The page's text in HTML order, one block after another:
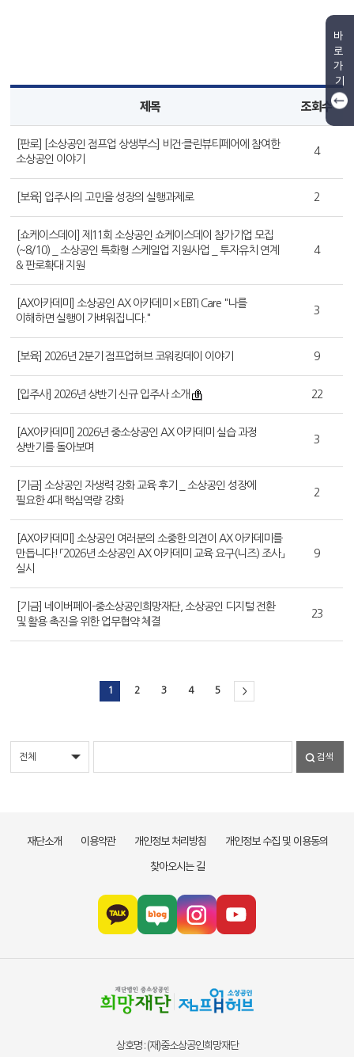
제목 조회수
[판로] [소상공인 점프업 상생부스] 비건·클린뷰티페어에 참여한
소상공인 이야기
4
[보육] 입주사의 고민을 성장의 실행과제로 2
[쇼케이스데이] 제11회 소상공인 쇼케이스데이 참가기업 모집
(~8/10) _ 소상공인 특화형 스케일업 지원사업 _ 투자유치 연계
& 판로확대 지원
4
[AX아카데미] 소상공인 AX 아카데미 × EBTI Care "나를
이해하면 실행이 가벼워집니다."
3
[보육] 2026년 2분기 점프업허브 코워킹데이 이야기 9
[입주사] 2026년 상반기 신규 입주사 소개 22
[AX아카데미] 2026년 중소상공인 AX 아카데미 실습 과정
상반기를 돌아보며
3
[기금] 소상공인 자생력 강화 교육 후기 _ 소상공인 성장에
필요한 4대 핵심역량 강화
2
[AX아카데미] 소상공인 여러분의 소중한 의견이 AX 아카데미를
만듭니다! 「2026년 소상공인 AX 아카데미 교육 요구(니즈) 조사」
실시
9
[기금] 네이버페이-중소상공인희망재단, 소상공인 디지털 전환
및 활용 촉진을 위한 업무협약 체결
23
1 2 3 4 5 >
검색
재단소개 이용약관 개인정보 처리방침
개인정보 수집 및 이용동의
찾아오시는 길
상호명 : (재)중소상공인희망재단
바
로
가
기